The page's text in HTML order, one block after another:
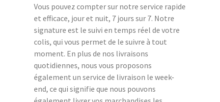
Vous pouvez compter sur notre service rapide
et efficace, jour et nuit, 7 jours sur 7. Notre
signature est le suivi en temps réel de votre
colis, qui vous permet de le suivre à tout
moment. En plus de nos livraisons
quotidiennes, nous vous proposons
également un service de livraison le week-
end, ce qui signifie que nous pouvons